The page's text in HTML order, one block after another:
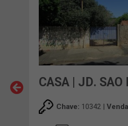
CASA | JD. SAO
Chave: 10342 |